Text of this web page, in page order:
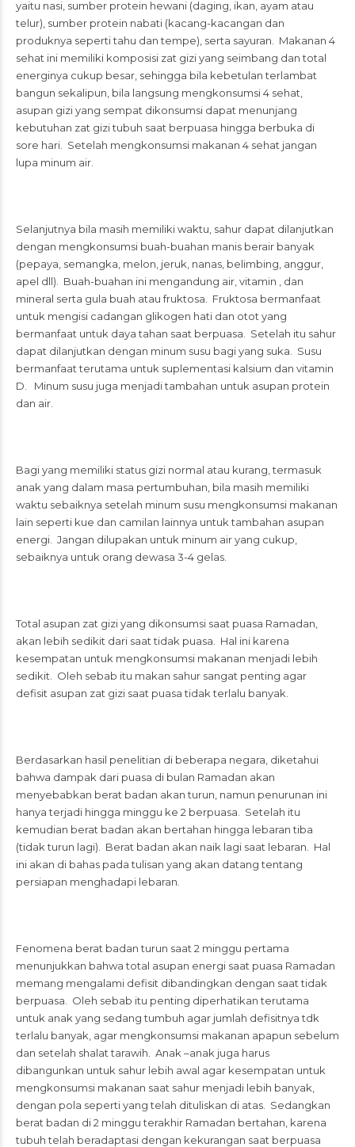
yaitu nasi, sumber protein hewani (daging, ikan, ayam atau
telur), sumber protein nabati (kacang-kacangan dan
produknya seperti tahu dan tempe), serta sayuran. Makanan 4
sehat ini memiliki komposisi zat gizi yang seimbang dan total
energinya cukup besar, sehingga bila kebetulan terlambat
bangun sekalipun, bila langsung mengkonsumsi 4 sehat,
asupan gizi yang sempat dikonsumsi dapat menunjang
kebutuhan zat gizi tubuh saat berpuasa hingga berbuka di
sore hari. Setelah mengkonsumsi makanan 4 sehat jangan
lupa minum air.
Selanjutnya bila masih memiliki waktu, sahur dapat dilanjutkan
dengan mengkonsumsi buah-buahan manis berair banyak
(pepaya, semangka, melon, jeruk, nanas, belimbing, anggur,
apel dll). Buah-buahan ini mengandung air, vitamin , dan
mineral serta gula buah atau fruktosa. Fruktosa bermanfaat
untuk mengisi cadangan glikogen hati dan otot yang
bermanfaat untuk daya tahan saat berpuasa. Setelah itu sahur
dapat dilanjutkan dengan minum susu bagi yang suka. Susu
bermanfaat terutama untuk suplementasi kalsium dan vitamin
D. Minum susu juga menjadi tambahan untuk asupan protein
dan air.
Bagi yang memiliki status gizi normal atau kurang, termasuk
anak yang dalam masa pertumbuhan, bila masih memiliki
waktu sebaiknya setelah minum susu mengkonsumsi makanan
lain seperti kue dan camilan lainnya untuk tambahan asupan
energi. Jangan dilupakan untuk minum air yang cukup,
sebaiknya untuk orang dewasa 3-4 gelas.
Total asupan zat gizi yang dikonsumsi saat puasa Ramadan,
akan lebih sedikit dari saat tidak puasa. Hal ini karena
kesempatan untuk mengkonsumsi makanan menjadi lebih
sedikit. Oleh sebab itu makan sahur sangat penting agar
defisit asupan zat gizi saat puasa tidak terlalu banyak.
Berdasarkan hasil penelitian di beberapa negara, diketahui
bahwa dampak dari puasa di bulan Ramadan akan
menyebabkan berat badan akan turun, namun penurunan ini
hanya terjadi hingga minggu ke 2 berpuasa. Setelah itu
kemudian berat badan akan bertahan hingga lebaran tiba
(tidak turun lagi). Berat badan akan naik lagi saat lebaran. Hal
ini akan di bahas pada tulisan yang akan datang tentang
persiapan menghadapi lebaran.
Fenomena berat badan turun saat 2 minggu pertama
menunjukkan bahwa total asupan energi saat puasa Ramadan
memang mengalami defisit dibandingkan dengan saat tidak
berpuasa. Oleh sebab itu penting diperhatikan terutama
untuk anak yang sedang tumbuh agar jumlah defisitnya tdk
terlalu banyak, agar mengkonsumsi makanan apapun sebelum
dan setelah shalat tarawih. Anak –anak juga harus
dibangunkan untuk sahur lebih awal agar kesempatan untuk
mengkonsumsi makanan saat sahur menjadi lebih banyak,
dengan pola seperti yang telah dituliskan di atas. Sedangkan
berat badan di 2 minggu terakhir Ramadan bertahan, karena
tubuh telah beradaptasi dengan kekurangan saat berpuasa